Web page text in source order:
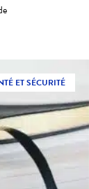
ET SÉCURITÉ